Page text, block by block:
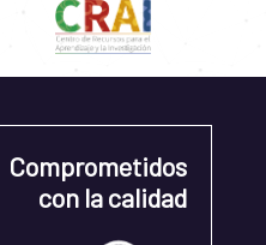
Comprometidos
con la calidad